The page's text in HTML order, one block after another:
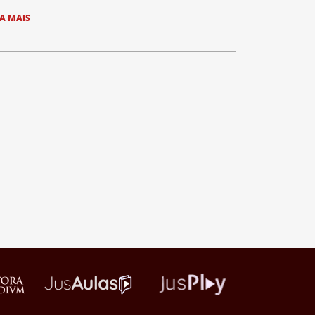
MAIS